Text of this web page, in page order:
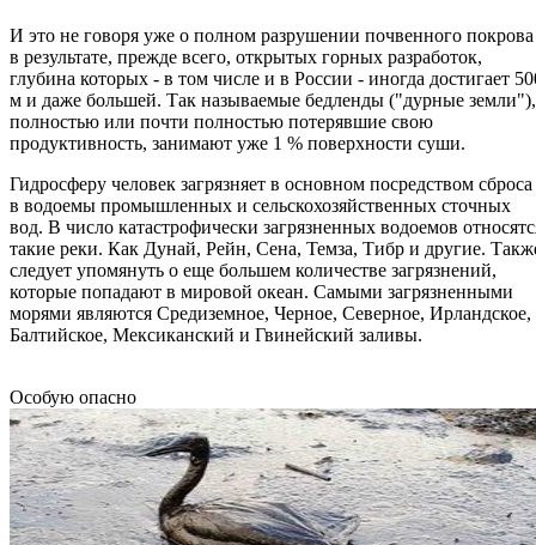
И это не говоря уже о полном разрушении почвенного покрова
в результате, прежде всего, открытых горных разработок,
глубина которых - в том числе и в России - иногда достигает
м и даже большей. Так называемые бедленды ("дурные земли"),
полностью или почти полностью потерявшие свою
продуктивность, занимают уже 1 % поверхности суши.
Гидросферу человек загрязняет в основном посредством сброса
в водоемы промышленных и сельскохозяйственных сточных
вод. В число катастрофически загрязненных водоемов
такие реки. Как Дунай, Рейн, Сена, Темза, Тибр и другие.
следует упомянуть о еще большем количестве загрязнений,
которые попадают в мировой океан. Самыми загрязненными
морями являются Средиземное, Черное, Северное, Ирландское,
Балтийское, Мексиканский и Гвинейский заливы.
Особую опасно